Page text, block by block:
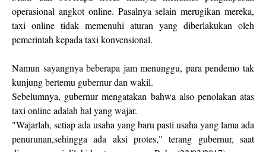
operasional angkot online. Pasalnya selain merugikan mereka,
taxi online tidak memenuhi aturan yang diberlakukan oleh
pemerintah kepada taxi konvensional.
Namun sayangnya beberapa jam menunggu, para pendemo tak
kunjung bertemu gubernur dan wakil.
Sebelumnya, gubernur mengatakan bahwa also penolakan atas
taxi online adalah hal yang wajar.
"Wajarlah, setiap ada usaha yang baru pasti usaha yang lama ada
penurunan,sehingga ada aksi protes," terang gubernur, saat